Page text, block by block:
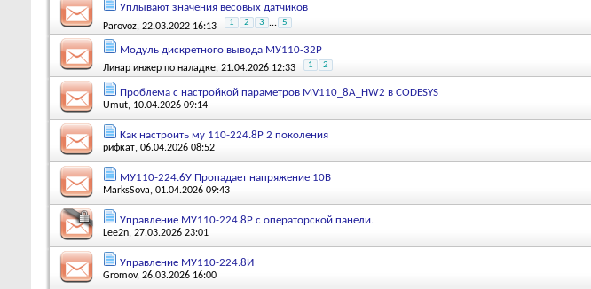
Уплывают значения весовых датчиков
Parovoz, 22.03.2022 16:13 1 2 3 ... 5
Модуль дискретного вывода МУ110-32Р
Линар инжер по наладке, 21.04.2026 12:33 1 2
Проблема с настройкой параметров MV110_8A_HW2 в CODESYS
Umut, 10.04.2026 09:14
Как настроить му 110-224.8Р 2 поколения
рифкат, 06.04.2026 08:52
МУ110-224.6У Пропадает напряжение 10В
MarksSova, 01.04.2026 09:43
Управление МУ110-224.8Р с операторской панели.
Lee2n, 27.03.2026 23:01
Управление МУ110-224.8И
Gromov, 26.03.2026 16:00